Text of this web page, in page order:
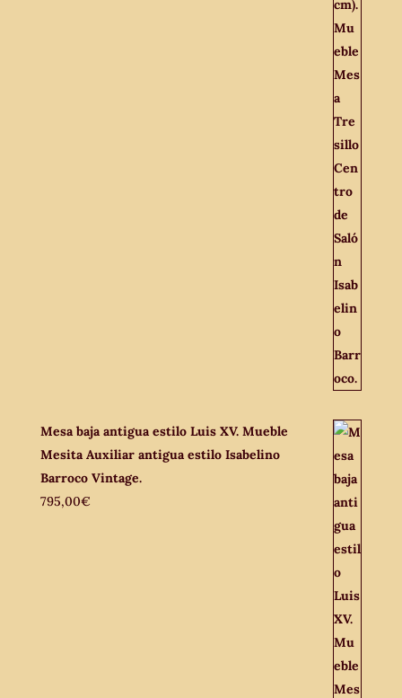
Mesa baja antigua estilo Luis XV. Mueble
Mesita Auxiliar antigua estilo Isabelino
Barroco Vintage.
795,00€